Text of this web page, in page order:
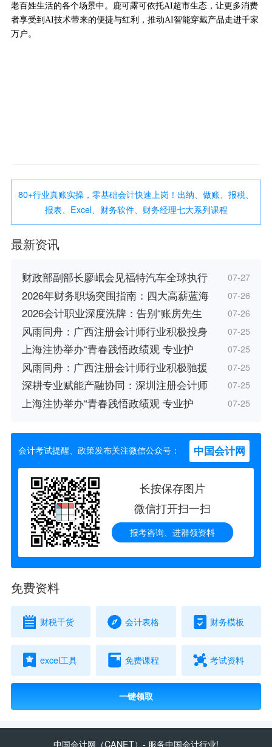
老百姓生活的各个场景中。鹿可露可依托AI超市生态，让更多消费
者享受到AI技术带来的便捷与红利，推动AI智能穿戴产品走进千家
万户。
80+行业真账实操，零基础会计快速上岗！出纳、做账、报税、
报表、Excel、财务软件、财务经理七大系列课程
最新资讯
财政部副部长廖岷会见福特汽车全球执行 07-27
2026年财务职场突围指南：四大高薪蓝海 07-26
2026会计职业深度洗牌：告别“账房先生 07-26
风雨同舟：广西注册会计师行业积极投身 07-25
上海注协举办“青春践悟政绩观 专业护 07-25
风雨同舟：广西注册会计师行业积极驰援 07-25
深耕专业赋能产融协同：深圳注册会计师 07-25
上海注协举办“青春践悟政绩观 专业护 07-25
会计考试提醒、政策发布关注微信公众号： 中国会计网
长按保存图片
微信打开扫一扫
报考咨询、进群领资料
免费资料
财税干货 会计表格 财务模板
excel工具 免费课程 考试资料
一键领取
中国会计网 （CANET）- 服务中国会计行业!